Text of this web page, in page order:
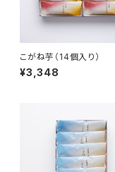
こがね芋（14個入り）
¥3,348